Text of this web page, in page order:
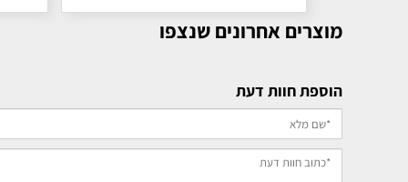
מוצרים אחרונים שנצפו
הוספת חוות דעת